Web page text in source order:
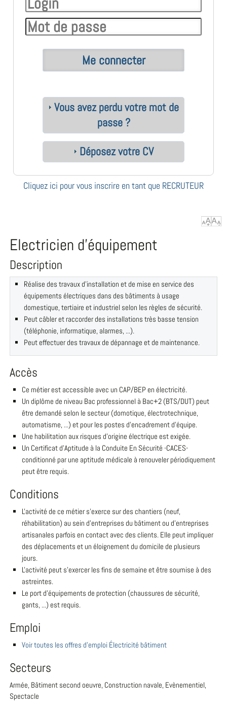
Vous avez perdu votre mot de
passe ?
Déposez votre CV
Cliquez ici pour vous inscrire en tant que RECRUTEUR
Electricien d'équipement
Description
Réalise des travaux d'installation et de mise en service des
équipements électriques dans des bâtiments à usage
domestique, tertiaire et industriel selon les règles de sécurité.
Peut câbler et raccorder des installations très basse tension
(téléphonie, informatique, alarmes, ...).
Peut effectuer des travaux de dépannage et de maintenance.
Accès
Ce métier est accessible avec un CAP/BEP en électricité.
Un diplôme de niveau Bac professionnel à Bac+2 (BTS/DUT) peut
être demandé selon le secteur (domotique, électrotechnique,
automatisme, ...) et pour les postes d'encadrement d'équipe.
Une habilitation aux risques d'origine électrique est exigée.
Un Certificat d'Aptitude à la Conduite En Sécurité -CACES-
conditionné par une aptitude médicale à renouveler périodiquement
peut être requis.
Conditions
L'activité de ce métier s'exerce sur des chantiers (neuf,
réhabilitation) au sein d'entreprises du bâtiment ou d'entreprises
artisanales parfois en contact avec des clients. Elle peut impliquer
des déplacements et un éloignement du domicile de plusieurs
jours.
L'activité peut s'exercer les fins de semaine et être soumise à des
astreintes.
Le port d'équipements de protection (chaussures de sécurité,
gants, ...) est requis.
Emploi
Voir toutes les offres d'emploi Électricité bâtiment
Secteurs
Armée, Bâtiment second oeuvre, Construction navale, Evènementiel,
Spectacle